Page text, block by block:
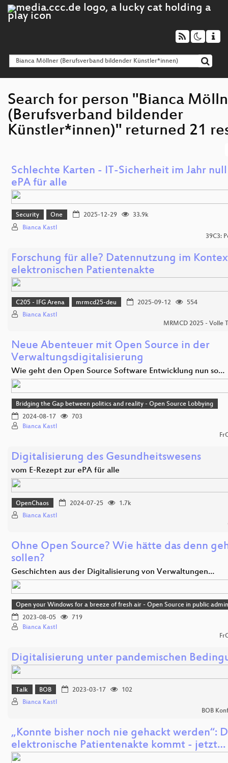
Search for person "Bianca
(Berufsverband bildender
Künstler*innen)" returned 21
Schlechte Karten - IT-Sicherheit im Jahr
ePA für alle
Security One 2025-12-29
33.9k
Bianca Kastl
39C3:
Forschung für alle? Datennutzung im
elektronischen Patientenakte
C205 - IFG Arena mrmcd25-deu 2025-09-12
554
Bianca Kastl
MRMCD 2025 - Volle
Neue Abenteuer mit Open Source in der
Verwaltungsdigitalisierung
Wie geht den Open Source Software Entwicklung nun so…
Bridging the Gap between politics and reality - Open Source Lobbying
2024-08-17
703
Bianca Kastl
Digitalisierung des Gesundheitswesens
vom E-Rezept zur ePA für alle
OpenChaos 2024-07-25
1.7k
Bianca Kastl
Ohne Open Source? Wie hätte das denn
sollen?
Geschichten aus der Digitalisierung von Verwaltungen…
Open your Windows for a breeze of fresh air - Open Source in public
2023-08-05
719
Bianca Kastl
Digitalisierung unter pandemischen
Talk BOB 2023-03-17
102
Bianca Kastl
BOB
„Konnte bisher noch nie gehackt werden“:
elektronische Patientenakte kommt - jetzt…